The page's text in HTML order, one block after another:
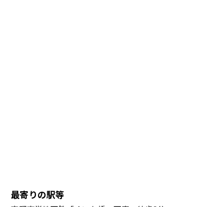
最寄りの駅等